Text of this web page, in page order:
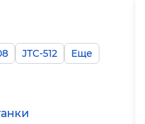
JTC-512 Еще